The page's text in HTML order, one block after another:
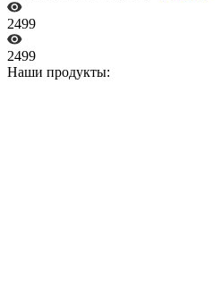
2499
2499
Наши продукты: